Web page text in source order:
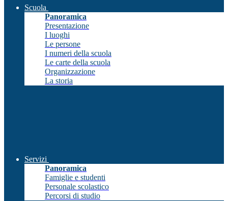
Scuola
Panoramica
Presentazione
I luoghi
Le persone
I numeri della scuola
Le carte della scuola
Organizzazione
La storia
Servizi
Panoramica
Famiglie e studenti
Personale scolastico
Percorsi di studio